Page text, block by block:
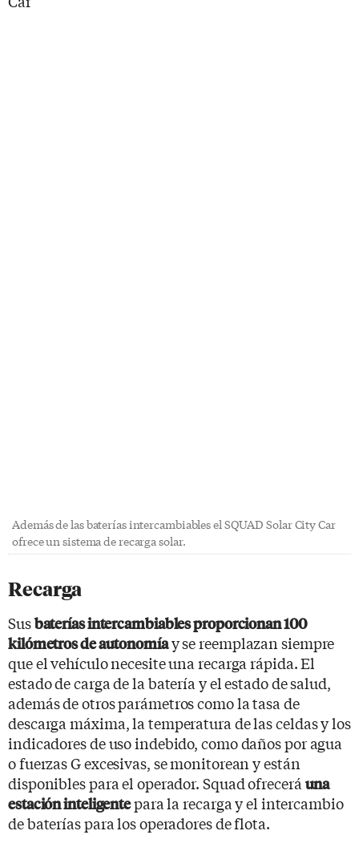
Además de las baterías intercambiables el SQUAD Solar City Car
ofrece un sistema de recarga solar.
Recarga
Susbaterías intercambiables proporcionan 100
kilómetros de autonomíay se reemplazan siempre
que el vehículo necesite una recarga rápida. El
estado de carga de la batería y el estado de salud,
además de otros parámetros como la tasa de
descarga máxima, la temperatura de las celdas y los
indicadores de uso indebido, como daños por agua
o fuerzas G excesivas, se monitorean y están
disponibles para el operador. Squad ofrecerá una
estación inteligentepara la recarga y el intercambio
de baterías para los operadores de flota.